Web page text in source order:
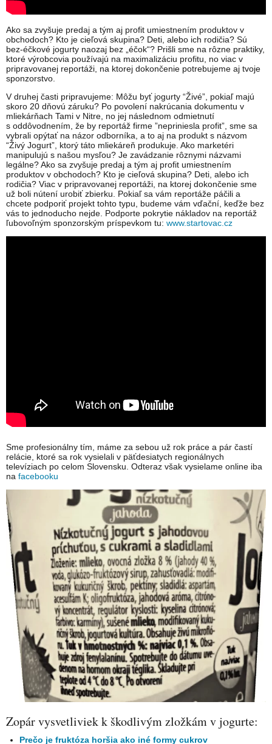
Ako sa zvyšuje predaj a tým aj profit umiestnením produktov v
obchodoch? Kto je cieľová skupina? Deti, alebo ich rodičia? Sú
bez-éčkové jogurty naozaj bez „éčok“? Prišli sme na rôzne praktiky,
ktoré výrobcovia používajú na maximalizáciu profitu, no viac v
pripravovanej reportáži, na ktorej dokončenie potrebujeme aj tvoje
sponzorstvo.
V druhej časti pripravujeme: Môžu byť jogurty “Živé”, pokiaľ majú
skoro 20 dňovú záruku? Po povolení nakrúcania dokumentu v
mliekárňach Tami v Nitre, no jej následnom odmietnutí
s oddôvodnením, že by reportáž firme ”nepriniesla profit”, sme sa
vybrali opýtať na názor odborníka, a to aj na produkt s názvom
“Živý Jogurt”, ktorý táto mliekáreň produkuje. Ako marketéri
manipulujú s našou mysľou? Je zavádzanie rôznymi názvami
legálne? Ako sa zvyšuje predaj a tým aj profit umiestnením
produktov v obchodoch? Kto je cieľová skupina? Deti, alebo ich
rodičia? Viac v pripravovanej reportáži, na ktorej dokončenie sme
už boli nútení urobiť zbierku. Pokiaľ sa vám reportáže páčili a
chcete podporiť projekt tohto typu, budeme vám vďační, keďže bez
vás to jednoducho nejde. Podporte pokrytie nákladov na reportáž
ľubovoľným sponzorským príspevkom tu: www.startovac.cz
Sme profesionálny tím, máme za sebou už rok práce a pár častí
relácie, ktoré sa rok vysielali v päťdesiatych regionálnych
televíziach po celom Slovensku. Odteraz však vysielame online iba
na facebooku
Zopár vysvetliviek k škodlivým zložkám v jogurte:
Prečo je fruktóza horšia ako iné formy cukrov